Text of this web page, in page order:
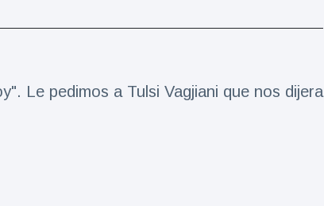
Le pedimos a Tulsi Vagjiani que nos dijera